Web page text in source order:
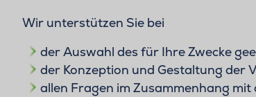
Wir unterstützen Sie bei
der Auswahl des für Ihre Zwecke
der Konzeption und Gestaltung der
allen Fragen im Zusammenhang mit